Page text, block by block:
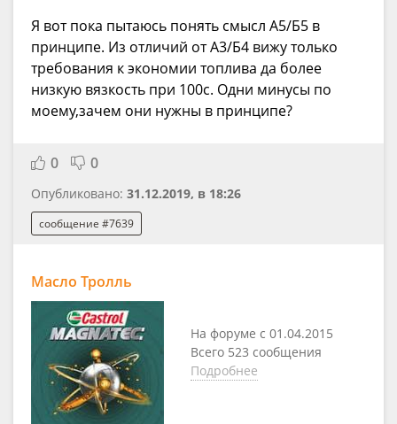
Я вот пока пытаюсь понять смысл А5/Б5 в
принципе. Из отличий от А3/Б4 вижу только
требования к экономии топлива да более
низкую вязкость при 100с. Одни минусы по
моему,зачем они нужны в принципе?
0 0
Опубликовано: 31.12.2019, в 18:26
сообщение #7639
Масло Тролль
На форуме с 01.04.2015
Всего 523 сообщения
Подробнее